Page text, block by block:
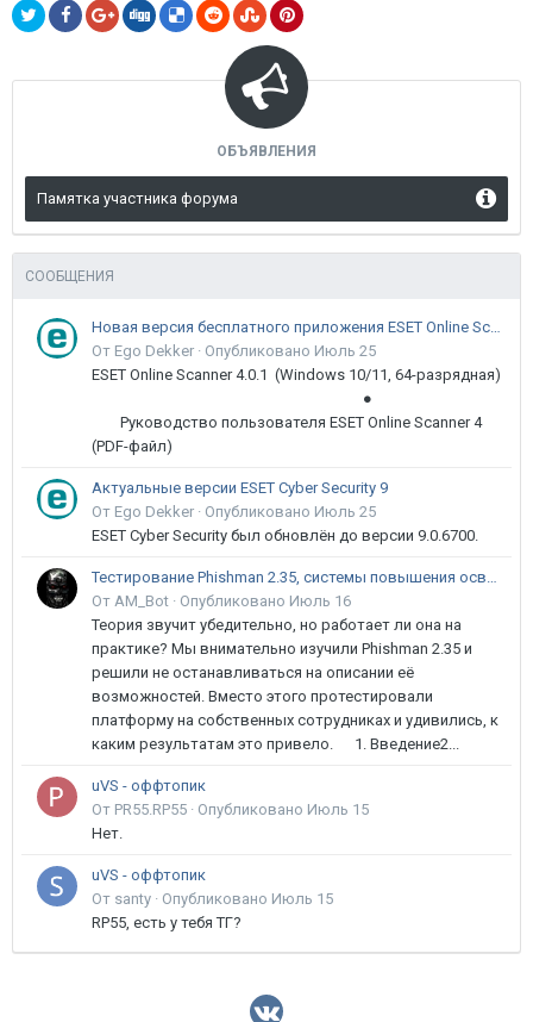
ОБЪЯВЛЕНИЯ
Памятка участника форума
СООБЩЕНИЯ
Новая версия бесплатного приложения ESET Online Scanner доступна пользователям
От Ego Dekker · Опубликовано Июль 25
ESET Online Scanner 4.0.1 (Windows 10/11, 64-разрядная)
●
Руководство пользователя ESET Online Scanner 4
(PDF-файл)
Актуальные версии ESET Cyber Security 9
От Ego Dekker · Опубликовано Июль 25
ESET Cyber Security был обновлён до версии 9.0.6700.
Тестирование Phishman 2.35, системы повышения осведомлённости пользователей в сфере ИБ
От AM_Bot · Опубликовано Июль 16
Теория звучит убедительно, но работает ли она на
практике? Мы внимательно изучили Phishman 2.35 и
решили не останавливаться на описании её
возможностей. Вместо этого протестировали
платформу на собственных сотрудниках и удивились, к
каким результатам это привело. 1. Введение2...
uVS - оффтопик
От PR55.RP55 · Опубликовано Июль 15
Нет.
uVS - оффтопик
От santy · Опубликовано Июль 15
RP55, есть у тебя ТГ?